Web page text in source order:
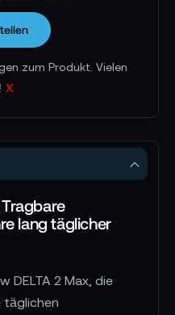
zum Produkt. Vielen
x
lang täglicher
DELTA 2 Max, die
täglichen